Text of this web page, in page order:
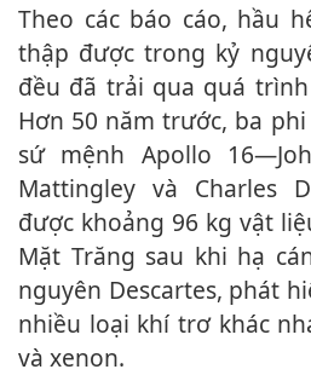
Theo các báo cáo, hầu hết các mẫu vật thu
thập được trong kỷ
đều đã trải qua quá
Hơn 50 năm trước, ba
sứ mệnh Apollo
Mattingley và Charles
được khoảng 96 kg vật
Mặt Trăng sau khi hạ
nguyên Descartes, phát
nhiều loại khí trơ khác
và xenon.